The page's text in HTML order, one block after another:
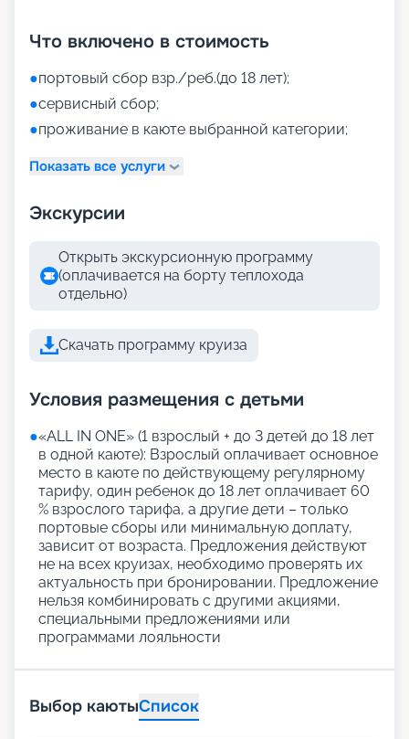
Что включено в стоимость
●портовый сбор взр./реб.(до 18 лет);
●сервисный сбор;
●проживание в каюте выбранной категории;
Показать все услуги
Экскурсии
Открыть экскурсионную программу
(оплачивается на борту теплохода
отдельно)
Скачать программу круиза
Условия размещения с детьми
●«АLL IN ONE» (1 взрослый + до 3 детей до 18 лет
в одной каюте): Взрослый оплачивает основное
место в каюте по действующему регулярному
тарифу, один ребенок до 18 лет оплачивает 60
% взрослого тарифа, а другие дети – только
портовые сборы или минимальную доплату,
зависит от возраста. Предложения действуют
не на всех круизах, необходимо проверять их
актуальность при бронировании. Предложение
нельзя комбинировать с другими акциями,
специальными предложениями или
программами лояльности
Выбор каютыСписок